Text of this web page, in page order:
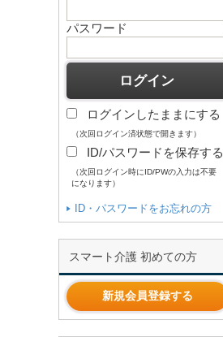
パスワード
ログインしたままにする
（次回ログイン済状態で開きます）
ID/パスワードを保存する
（次回ログイン時にID/PWの入力は不要
になります）
ID・パスワードをお忘れの方
スマート介護 初めての方
新規会員登録する